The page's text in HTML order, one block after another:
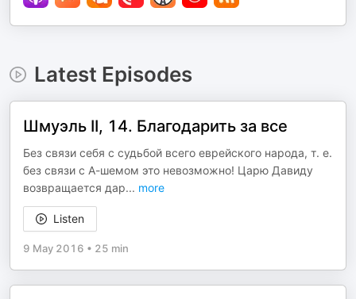
Latest Episodes
Шмуэль II, 14. Благодарить за все
Без связи себя с судьбой всего еврейского народа, т. е.
без связи с А-шемом это невозможно! Царю Давиду
возвращается дар... more
Listen
9 May 2016 • 25 min